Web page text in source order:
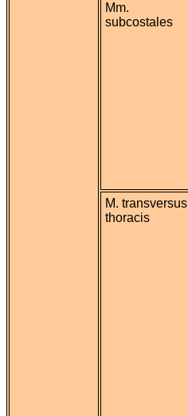
Mm.
subcostales
M. transversus
thoracis